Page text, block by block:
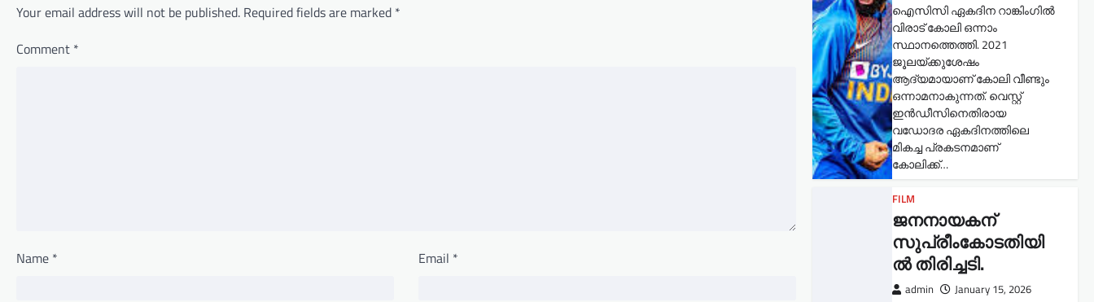
Your email address will not be published. Required fields are marked *
Comment *
Name * Email *
ഐസിസി ഏകദിന റാങ്കിംഗിൽ
വിരാട് കോലി ഒന്നാം
സ്ഥാനത്തെത്തി. 2021
ജൂലയ്ക്കുശേഷം
ആദ്യമായാണ് കോലി വീണ്ടും
ഒന്നാമനാകുന്നത്. വെസ്റ്റ്
ഇൻഡീസിനെതിരായ
വഡോദര ഏകദിനത്തിലെ
മികച്ച പ്രകടനമാണ്
കോലിക്ക്…
FILM
ജനനായകന്
സുപ്രീംകോടതിയി
ല്‍ തിരിച്ചടി.
admin January 15, 2026